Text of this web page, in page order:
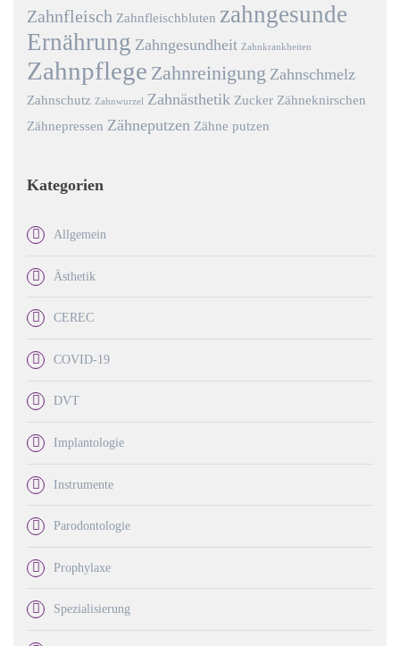
Zahnfleisch Zahnfleischbluten zahngesunde
Ernährung Zahngesundheit Zahnkrankheiten
Zahnpflege Zahnreinigung Zahnschmelz
Zahnschutz Zahnwurzel Zahnästhetik Zucker Zähneknirschen
Zähnepressen Zähneputzen Zähne putzen
Kategorien
Allgemein
Ästhetik
CEREC
COVID-19
DVT
Implantologie
Instrumente
Parodontologie
Prophylaxe
Spezialisierung